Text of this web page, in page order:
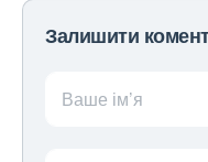
Залишити
Ваше ім’я